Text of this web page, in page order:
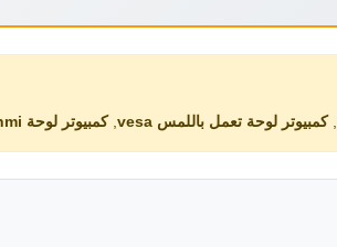
,كمبيوتر لوحة تعمل باللمس vesa ,كمبيوتر لوحة hmi الصناعية جبل